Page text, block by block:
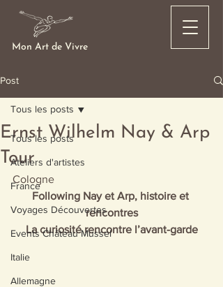
Mon Art de Vivre
Post
Tous les posts
Ateliers d'artistes
France
Voyages Découvertes
Events Château Mussel
Italie
Allemagne
Tous les posts
Ernst Wilhelm Nay & Arp
Tour
Cologne
Following Nay et Arp, histoire et
rencontres
La curiosité rencontre l’avant-garde